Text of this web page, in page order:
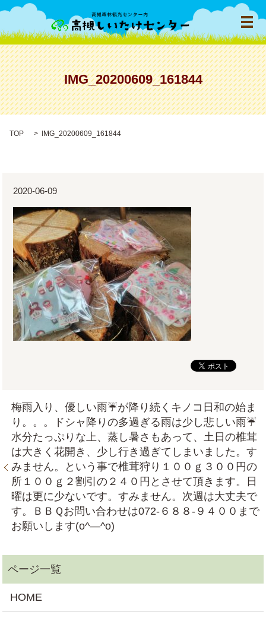
メ
IMG_20200609_161844
TOP IMG_20200609_161844
2020-06-09
梅雨入り、優しい雨☔が降り続くキノコ日和の始ま
り。。。ドシャ降りの多過ぎる雨は少し悲しい雨☔
水分たっぷりな上、蒸し暑さもあって、土日の椎茸
は大きく花開き、少し行き過ぎてしまいました。す
みません。という事で椎茸狩り１００ｇ３００円の
所１００ｇ２割引の２４０円とさせて頂きます。日
曜は更に少ないです。すみません。次週は大丈夫で
す。ＢＢＱお問い合わせは072‐６８８‐９４００まで
お願いします(o^―^o)
HOME